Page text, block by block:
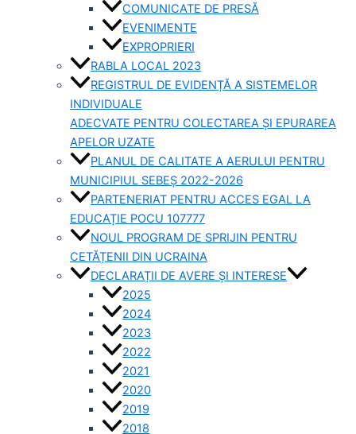
COMUNICATE DE PRESĂ
EVENIMENTE
EXPROPRIERI
RABLA LOCAL 2023
REGISTRUL DE EVIDENȚĂ A SISTEMELOR
INDIVIDUALE
ADECVATE PENTRU COLECTAREA ȘI EPURAREA
APELOR UZATE
PLANUL DE CALITATE A AERULUI PENTRU
MUNICIPIUL SEBEȘ 2022-2026
PARTENERIAT PENTRU ACCES EGAL LA
EDUCAȚIE POCU 107777
NOUL PROGRAM DE SPRIJIN PENTRU
CETĂȚENII DIN UCRAINA
DECLARAȚII DE AVERE ȘI INTERESE
2025
2024
2023
2022
2021
2020
2019
2018